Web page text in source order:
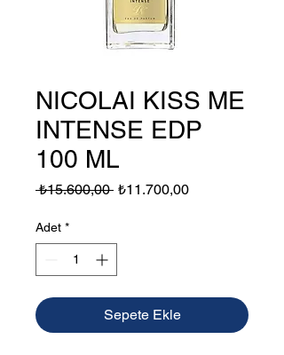
NICOLAI KISS ME
INTENSE EDP
100 ML
₺15.600,00 Normal
₺11.700,00İndirimli
Adet *
Sepete Ekle